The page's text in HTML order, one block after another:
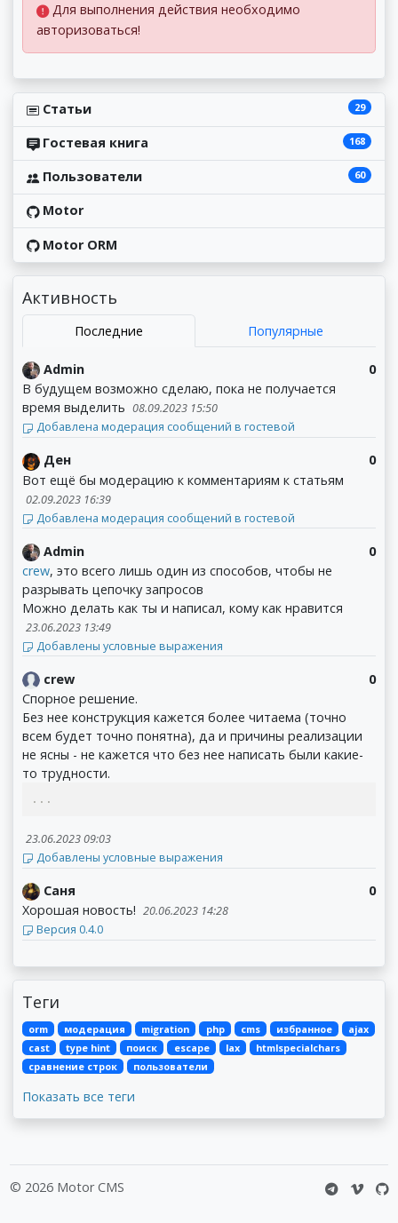
Для выполнения действия необходимо
авторизоваться!
Статьи 29
Гостевая книга 168
Пользователи 60
Motor
Motor ORM
Активность
Последние Популярные
0
Admin
В будущем возможно сделаю, пока не получается
время выделить 08.09.2023 15:50
Добавлена модерация сообщений в гостевой
0
Ден
Вот ещё бы модерацию к комментариям к статьям
02.09.2023 16:39
Добавлена модерация сообщений в гостевой
0
Admin
crew, это всего лишь один из способов, чтобы не
разрывать цепочку запросов
Можно делать как ты и написал, кому как нравится
23.06.2023 13:49
Добавлены условные выражения
0
crew
Спорное решение.
Без нее конструкция кажется более читаема (точно
всем будет точно понятна), да и причины реализации
не ясны - не кажется что без нее написать были какие-
то трудности.
...
23.06.2023 09:03
Добавлены условные выражения
0
Саня
Хорошая новость! 20.06.2023 14:28
Версия 0.4.0
Теги
orm модерация migration php cms избранное
ajax
cast
type hint поиск escape lax
htmlspecialchars
сравнение строк
пользователи
Показать все теги
© 2026 Motor CMS